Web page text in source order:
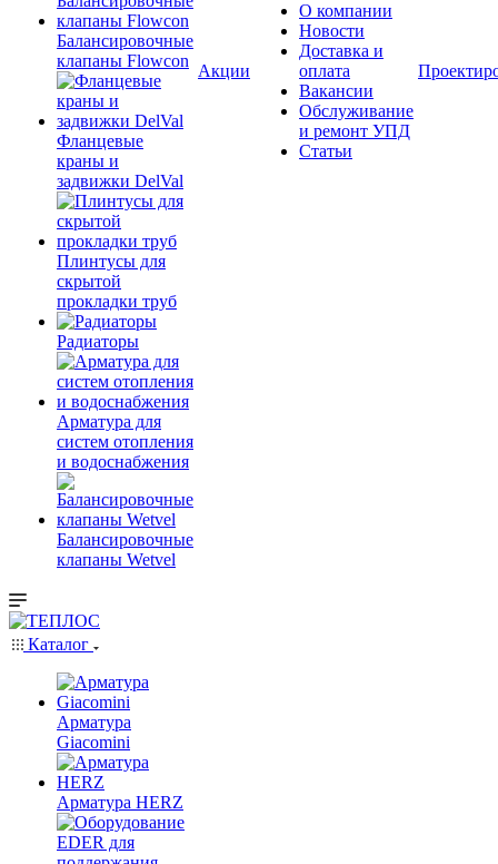
Балансировочные
клапаны Flowcon
Фланцевые
краны и
задвижки DelVal
Плинтусы для
скрытой
прокладки труб
Радиаторы
Арматура для
систем отопления
и водоснабжения
Балансировочные
клапаны Wetvel
Акции
О компании
Новости
Доставка и
оплата
Вакансии
Обслуживание
и ремонт УПД
Статьи
Каталог
Арматура
Giacomini
Арматура HERZ